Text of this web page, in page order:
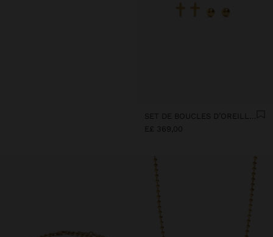
SET DE BOUCLES D’OREILLES SPHÈRE ET CROIX - ACIER INOXYDABLE
E£ 369,00